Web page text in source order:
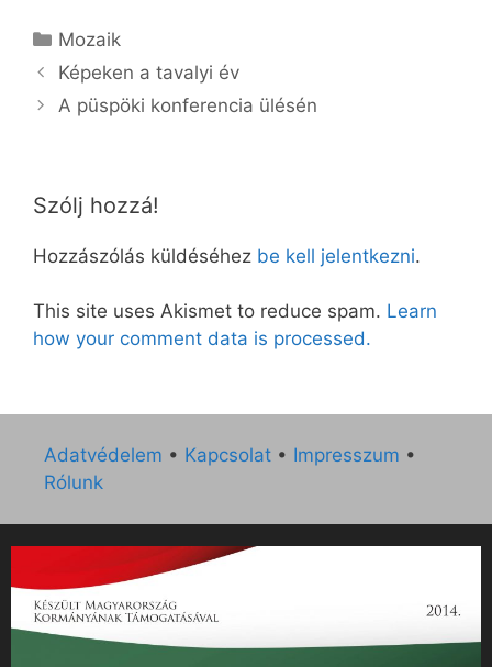
Kategória
Mozaik
Képeken a tavalyi év
A püspöki konferencia ülésén
Szólj hozzá!
Hozzászólás küldéséhez be kell jelentkezni.
This site uses Akismet to reduce spam. Learn
how your comment data is processed.
Adatvédelem • Kapcsolat • Impresszum •
Rólunk